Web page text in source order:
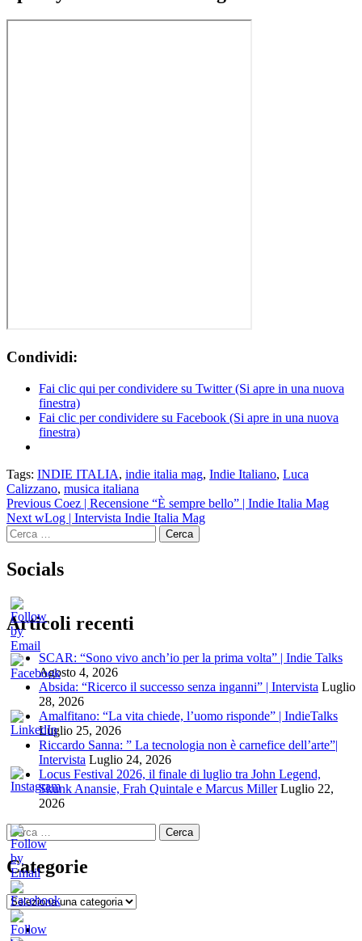
Condividi:
Fai clic qui per condividere su Twitter (Si apre in una nuova
finestra)
Fai clic per condividere su Facebook (Si apre in una nuova
finestra)
Tags: INDIE ITALIA, indie italia mag, Indie Italiano, Luca
Calizzano, musica italiana
Continue
Reading
Previous Coez | Recensione “È sempre bello” | Indie Italia Mag
Next wLog | Intervista Indie Italia Mag
Ricerca
per:
Socials
Articoli recenti
SCAR: “Sono vivo anch’io per la prima volta” | Indie Talks
Agosto 4, 2026
Absida: “Ricerco il successo senza inganni” | Intervista Luglio
28, 2026
Amalfitano: “La vita chiede, l’uomo risponde” | IndieTalks
Luglio 25, 2026
Riccardo Sanna: ” La tecnologia non è carnefice dell’arte”|
Intervista Luglio 24, 2026
Locus Festival 2026, il finale di luglio tra John Legend,
Skunk Anansie, Frah Quintale e Marcus Miller Luglio 22,
2026
Ricerca
per:
Categorie
Categorie
Home